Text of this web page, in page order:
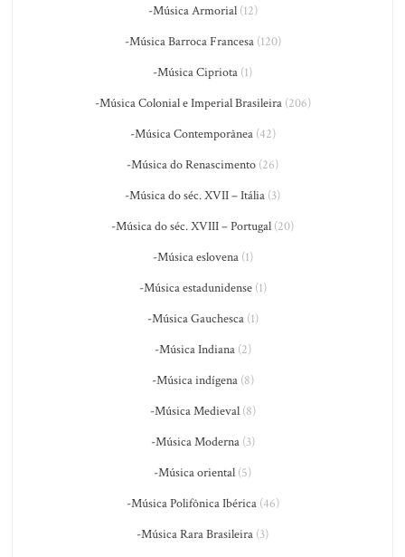
-Música Armorial(12)
-Música Barroca Francesa(120)
-Música Cipriota (1)
-Música Colonial e Imperial Brasileira(206)
-Música Contemporânea(42)
-Música do Renascimento (26)
-Música do séc. XVII – Itália (3)
-Música do séc. XVIII – Portugal (20)
-Música eslovena(1)
-Música estadunidense(1)
-Música Gauchesca(1)
-Música Indiana(2)
-Música indígena(8)
-Música Medieval(8)
-Música Moderna(3)
-Música oriental (5)
-Música Polifônica Ibérica(46)
-Música Rara Brasileira (3)